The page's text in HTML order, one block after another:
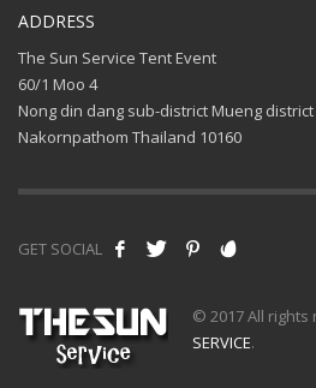
ADDRESS
The Sun Service Tent Event
60/1 Moo 4
Nong din dang sub-district Mueng district
Nakornpathom Thailand 10160
GET SOCIAL
© 2017 All rights
SERVICE.